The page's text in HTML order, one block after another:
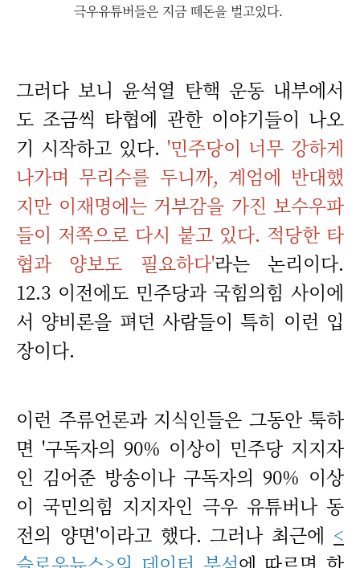
극우유튜버들은 지금 떼돈을 벌고있다.
그러다 보니 윤석열 탄핵 운동 내부에서
도 조금씩 타협에 관한 이야기들이 나오
기 시작하고 있다. '민주당이 너무 강하게
나가며 무리수를 두니까, 계엄에 반대했
지만 이재명에는 거부감을 가진 보수우파
들이 저쪽으로 다시 붙고 있다. 적당한 타
협과 양보도 필요하다'라는 논리이다.
12.3 이전에도 민주당과 국힘의힘 사이에
서 양비론을 펴던 사람들이 특히 이런 입
장이다.
이런 주류언론과 지식인들은 그동안 툭하
면 '구독자의 90% 이상이 민주당 지지자
인 김어준 방송이나 구독자의 90% 이상
이 국민의힘 지지자인 극우 유튜버나 동
전의 양면'이라고 했다. 그러나 최근에 <